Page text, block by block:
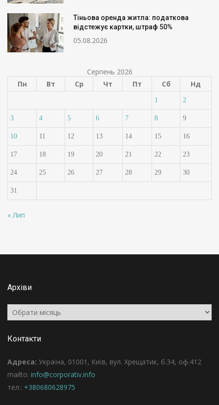
Тіньова оренда житла: податкова
відстежує картки, штраф 50%
05.08.2026
Серпень 2026
Пн
Вт Ср Чт Пт Сб Нд
1 2
3 4 5 6 7 8 9
10 11 12 13 14 15 16
17 18 19 20 21 22 23
24 25 26 27 28 29 30
31
« Лип
Архіви
Архіви
Контакти
Адреса: Україна, 01001, Київ, вул. Хрещатик, б.34, оф.412
mailto: info@corporativ.info
тел.: +380680628975